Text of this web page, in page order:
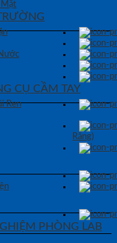
Mặt
CỤ CẦM TAY
Ren
Răng)
PHÒNG LAB